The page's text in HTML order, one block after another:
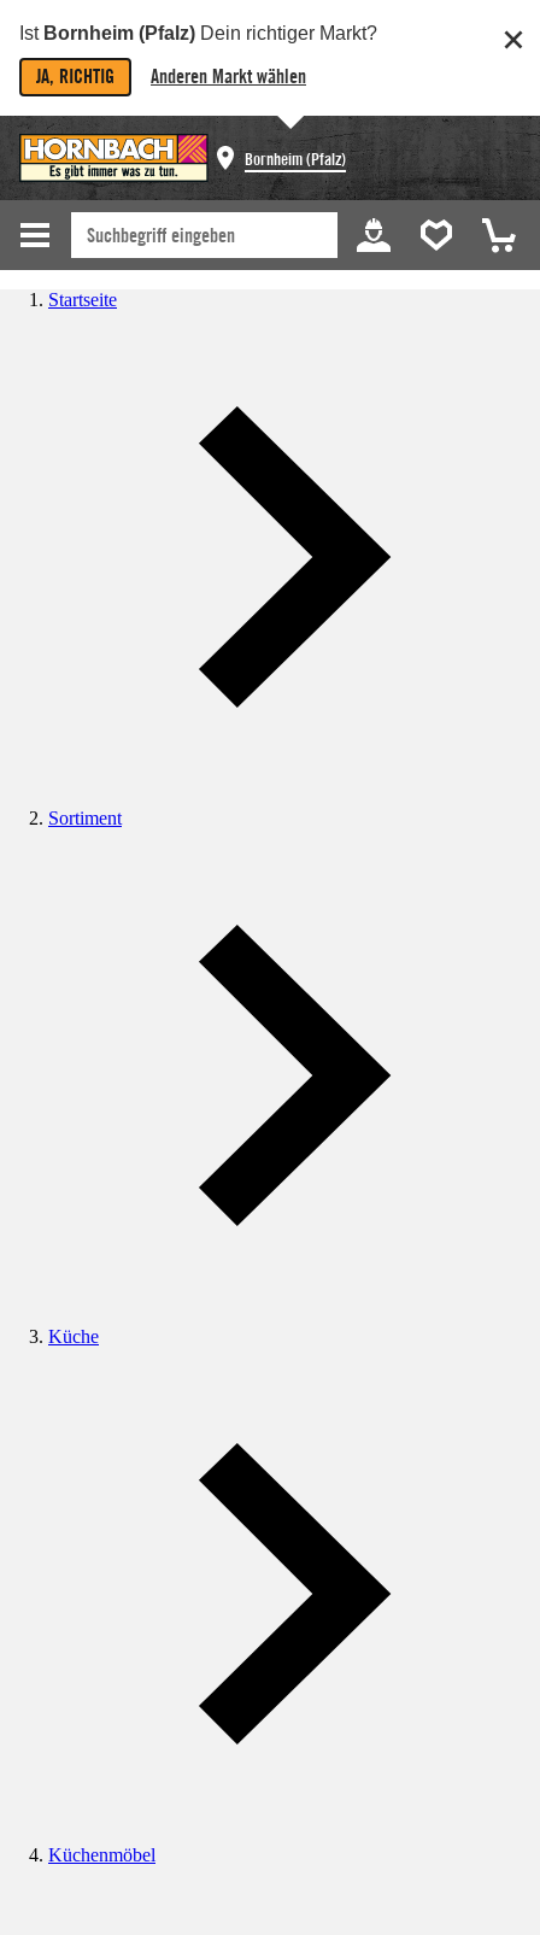
Ist Bornheim (Pfalz) Dein richtiger Markt?
JA, RICHTIG Anderen Markt wählen
Bornheim (Pfalz)
Startseite
Sortiment
Küche
Küchenmöbel